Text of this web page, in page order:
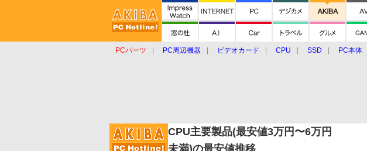
PCパーツ PC周辺機器 ビデオカード CPU SSD PC本体
CPU主要製品(最安値3万円〜6万円
未満)の最安値推移